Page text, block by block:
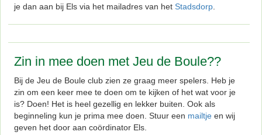
je dan aan bij Els via het mailadres van het Stadsdorp
Zin in mee doen met Jeu de Boule??
Bij de Jeu de Boule club zien ze graag meer spelers. Heb je
zin om een keer mee te doen om te kijken of het wat voor je
is? Doen! Het is heel gezellig en lekker buiten. Ook als
beginneling kun je prima mee doen. Stuur een mailtje en wij
geven het door aan coördinator Els.